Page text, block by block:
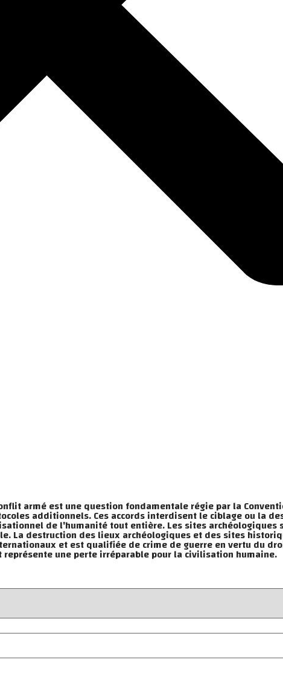
armé est une question fondamentale régie par la
additionnels. Ces accords interdisent le ciblage ou la
de l'humanité tout entière. Les sites archéologiques
La destruction des lieux archéologiques et des sites
et est qualifiée de crime de guerre en vertu du
une perte irréparable pour la civilisation humaine.